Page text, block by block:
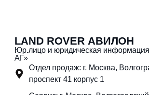
LAND ROVER АВИЛОН
Юр.лицо и юридическая
АГ»
Отдел продаж: г. Москва,
проспект 41 корпус 1